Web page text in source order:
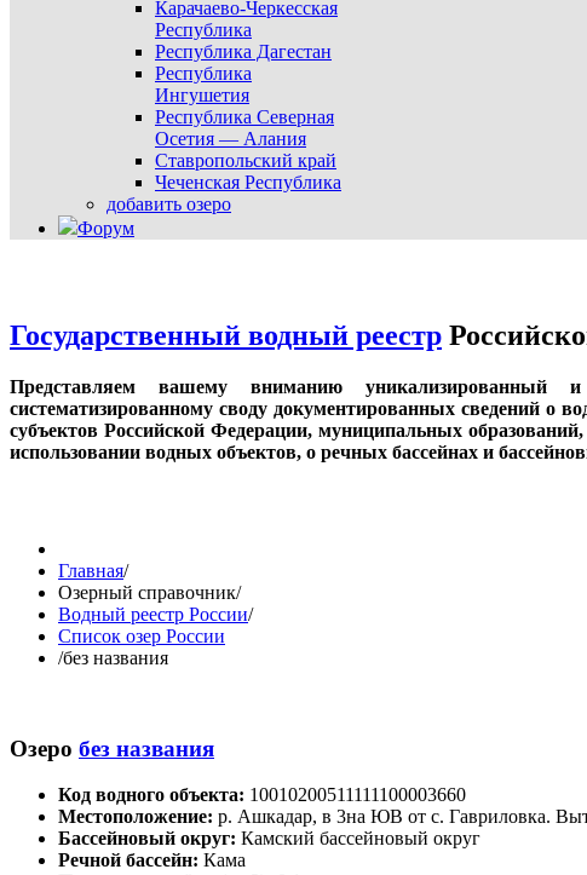
Карачаево-Черкесская
Республика
Республика Дагестан
Республика
Ингушетия
Республика Северная
Осетия — Алания
Ставропольский край
Чеченская Республика
добавить озеро
Форум
Государственный водный реестр
Представляем вашему вниманию уникализированный
систематизированному своду документированных сведений о
субъектов Российской Федерации, муниципальных
использовании водных объектов, о речных бассейнах и
Главная/
Озерный справочник/
Водный реестр России/
Список озер России
/без названия
Озеро без названия
Код водного объекта: 10010200511111100003660
Местоположение: р. Ашкадар, в 3на ЮВ от с. Гавриловка.
Бассейновый округ: Камский бассейновый округ
Речной бассейн: Кама